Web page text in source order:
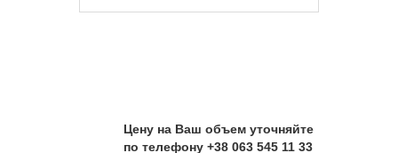
Цену на Ваш объем уточняйте
по телефону +38 063 545 11 33